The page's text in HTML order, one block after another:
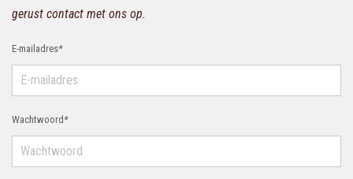
gerust contact met ons op.
E-mailadres*
Wachtwoord *